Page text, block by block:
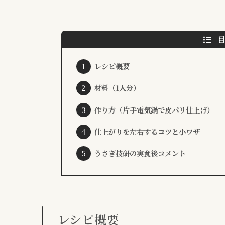
レシピ概要
材料（1人分）
作り方（片手電気鍋で皮パリ仕上げ）
仕上がりを左右するコツと小ワザ
うさぎ技研の実食後コメント
レシピ概要